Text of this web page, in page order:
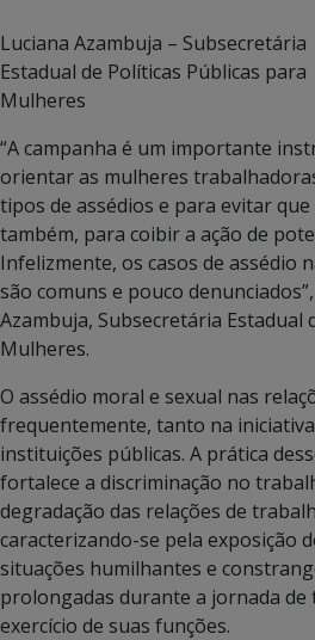
Luciana Azambuja – Subsecretária
Estadual de Políticas Públicas para
Mulheres
“A campanha é um importante
orientar as mulheres
tipos de assédios e para evitar
também, para coibir a ação de
Infelizmente, os casos de assédio
são comuns e pouco
Azambuja, Subsecretária Estadual
Mulheres.
O assédio moral e sexual nas
frequentemente, tanto na
instituições públicas. A prática
fortalece a discriminação no
degradação das relações de
caracterizando-se pela exposição
situações humilhantes e
prolongadas durante a jornada
exercício de suas funções.